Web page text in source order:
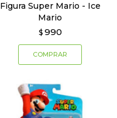
Figura Super Mario - Ice
Mario
$ 990